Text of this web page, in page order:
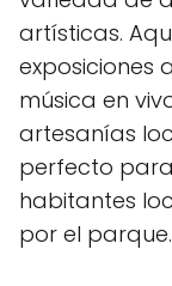
artísticas.
exposiciones
música en
artesanías
perfecto
habitantes
por el parque.